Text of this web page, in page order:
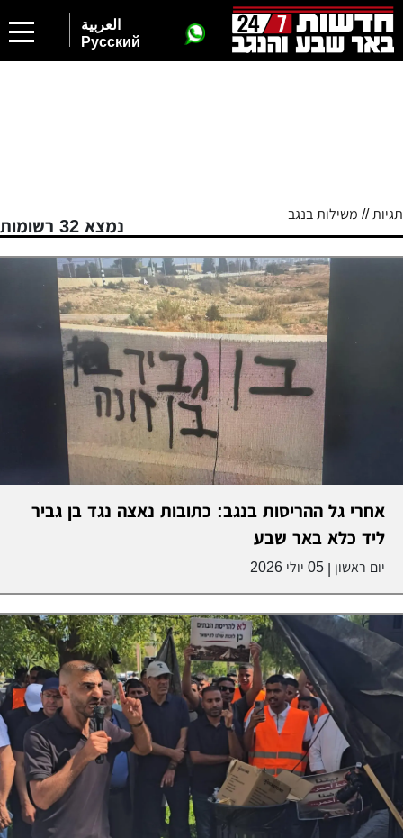
العربية
Русский
תגיות // משילות בנגב
נמצא 32 רשומות
אחרי גל ההריסות בנגב: כתובות נאצה נגד בן גביר
ליד כלא באר שבע
יום ראשון 05 יולי 2026